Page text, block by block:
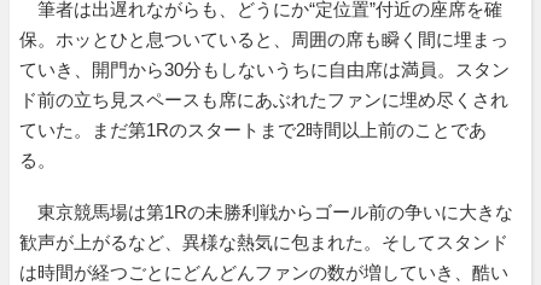
筆者は出遅れながらも、どうにか“定位置”付近の座席を確
保。ホッとひと息ついていると、周囲の席も瞬く間に埋まっ
ていき、開門から30分もしないうちに自由席は満員。スタン
ド前の立ち見スペースも席にあぶれたファンに埋め尽くされ
ていた。まだ第1Rのスタートまで2時間以上前のことであ
る。
東京競馬場は第1Rの未勝利戦からゴール前の争いに大きな
歓声が上がるなど、異様な熱気に包まれた。そしてスタンド
は時間が経つごとにどんどんファンの数が増していき、酷い